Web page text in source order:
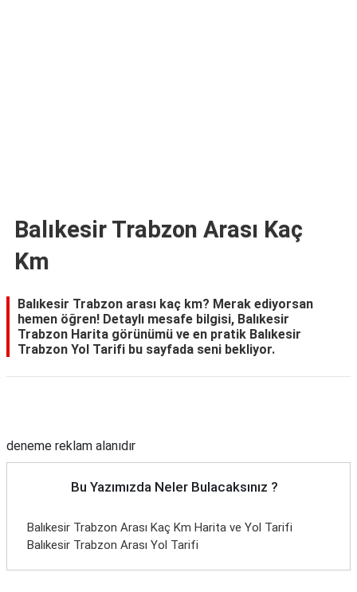
Balıkesir Trabzon Arası Kaç
Km
Balıkesir Trabzon arası kaç km? Merak ediyorsan
hemen öğren! Detaylı mesafe bilgisi, Balıkesir
Trabzon Harita görünümü ve en pratik Balıkesir
Trabzon Yol Tarifi bu sayfada seni bekliyor.
deneme reklam alanıdır
Bu Yazımızda Neler Bulacaksınız ?
Balıkesir Trabzon Arası Kaç Km Harita ve Yol Tarifi
Balıkesir Trabzon Arası Yol Tarifi